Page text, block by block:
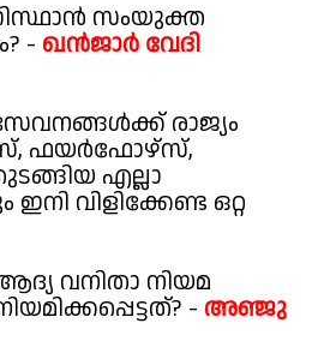
സംയുക്ത
- ഖൻജാർ വേദി
രാജ്യം
ഫയർഫോഴ്സ്,
എല്ലാ
വിളിക്കേണ്ട ഒറ്റ
വനിതാ നിയമ
- അഞ്ജു